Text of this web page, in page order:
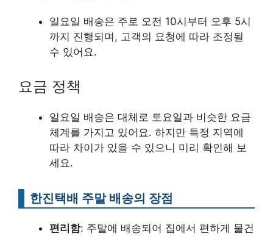
일요일 배송은 주로 오전 10시부터 오후 5시
까지 진행되며, 고객의 요청에 따라 조정될
수 있어요.
요금 정책
일요일 배송은 대체로 토요일과 비슷한 요금
체계를 가지고 있어요. 하지만 특정 지역에
따라 차이가 있을 수 있으니 미리 확인해 보
세요.
한진택배 주말 배송의 장점
편리함: 주말에 배송되어 집에서 편하게 물건